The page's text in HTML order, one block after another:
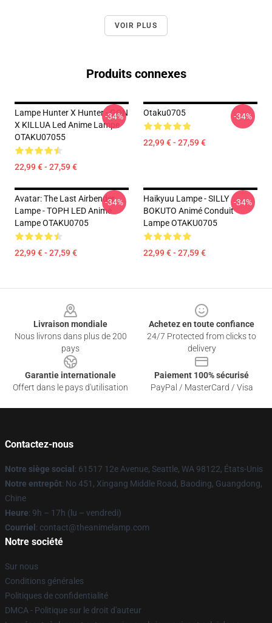
VOIR PLUS
Produits connexes
Lampe Hunter X Hunter - GON
X KILLUA Led Anime Lampe
OTAKU07055
22,99 € - 27,59 €
-34% Otaku0705
22,99 € - 27,59 €
-34%
Avatar: The Last Airbender
Lampe - TOPH LED Anime
Lampe OTAKU0705
22,99 € - 27,59 €
-34%
Haikyuu Lampe - SILLY
BOKUTO Animé Conduit
Lampe OTAKU0705
22,99 € - 27,59 €
-34%
Livraison mondiale
Nous livrons dans plus de 200
pays
Achetez en toute confiance
24/7 Protected from clicks to
delivery
Garantie internationale
Offert dans le pays d'utilisation
Paiement 100% sécurisé
PayPal / MasterCard / Visa
Contactez-nous
Notre siège social : 61517 12e Avenue, Seattle, WA 98122, États-Unis
Notre entrepôt: No 451, Xingang Middle Road, Baoding, Guangdong,
Chine
Heure: 9h – 17h (lu – vendredi)
Courriel : contact@theanimelamp.com
Notre société
Sur nous
Conditions générales
Politiques de confidentialité
DMCA - Politique sur le droit d'auteur